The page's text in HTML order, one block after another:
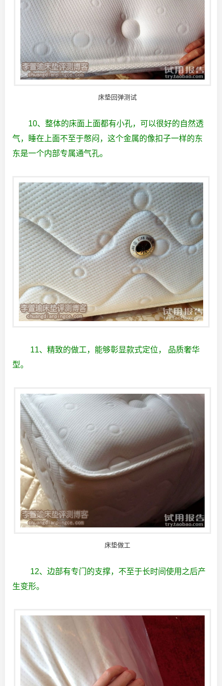
床垫回弹测试
10、整体的床面上面都有小孔，可以很好的自然透
气，睡在上面不至于憋闷，这个金属的像扣子一样的东
东是一个内部专属通气孔。
11、精致的做工，能够彰显款式定位， 品质奢华
型。
床垫做工
12、边部有专门的支撑，不至于长时间使用之后产
生变形。